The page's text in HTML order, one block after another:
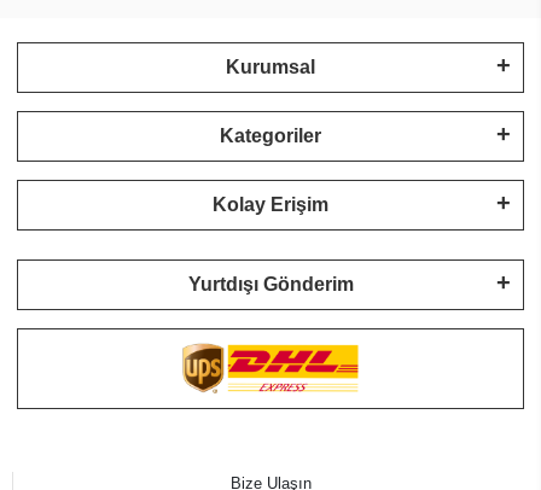
Kurumsal
Kategoriler
Kolay Erişim
Yurtdışı Gönderim
Bize Ulaşın